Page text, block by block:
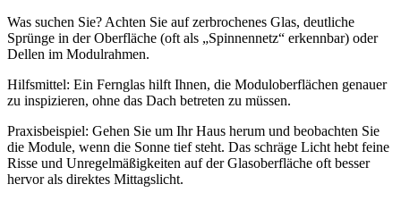
Was suchen Sie? Achten Sie auf zerbrochenes Glas, deutliche
Sprünge in der Oberfläche (oft als „Spinnennetz“ erkennbar) oder
Dellen im Modulrahmen.
Hilfsmittel: Ein Fernglas hilft Ihnen, die Moduloberflächen genauer
zu inspizieren, ohne das Dach betreten zu müssen.
Praxisbeispiel: Gehen Sie um Ihr Haus herum und beobachten Sie
die Module, wenn die Sonne tief steht. Das schräge Licht hebt feine
Risse und Unregelmäßigkeiten auf der Glasoberfläche oft besser
hervor als direktes Mittagslicht.